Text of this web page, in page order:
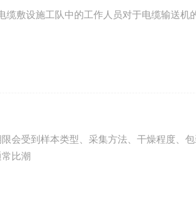
敷设施工队中的工作人员对于电缆输送机
受到样本类型、采集方法、干燥程度、包
比潮